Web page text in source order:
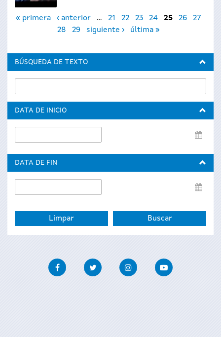
Páginas
« primera ‹ anterior … 21 22 23 24 25 26
27
28
29 siguiente › última »
BÚSQUEDA DE TEXTO
DATA DE INICIO
de
DATA DE FIN
de
FacebookTwitter InstagramYoutube